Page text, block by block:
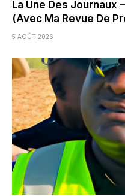
La Une Des Journaux
(Avec Ma Revue De
5 AOÛT 2026